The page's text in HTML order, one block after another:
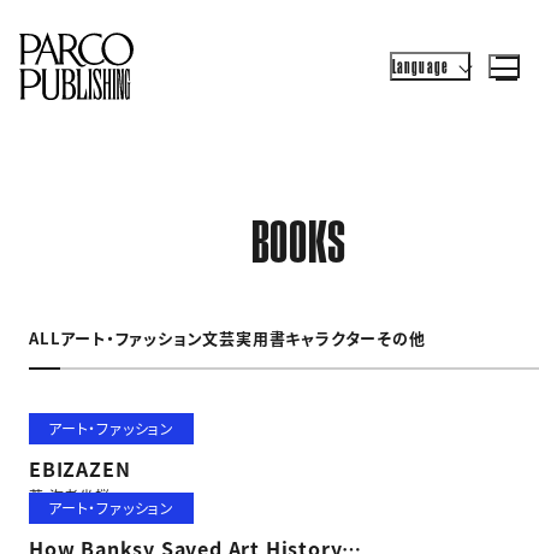
Language
BOOKS
ALLアート・ファッション文芸実用書キャラクターその他
アート・ファッション
EBIZAZEN
著 海老坐禅
アート・ファッション
How Banksy Saved Art History